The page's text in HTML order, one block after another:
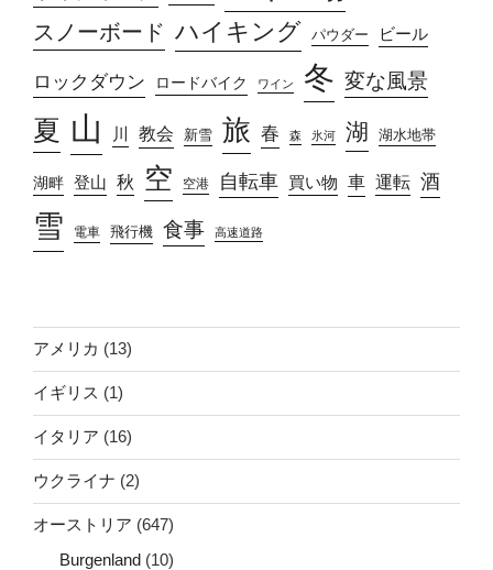
スノーボード ハイキング パウダー ビール
ロックダウン ロードバイク ワイン 冬 変な風景
夏 山 川 教会 新雪 旅 春 森 氷河 湖 湖水地帯
湖畔 登山 秋 空 空港 自転車 買い物 車 運転 酒
雪 電車 飛行機 食事 高速道路
アメリカ (13)
イギリス (1)
イタリア (16)
ウクライナ (2)
オーストリア (647)
Burgenland (10)